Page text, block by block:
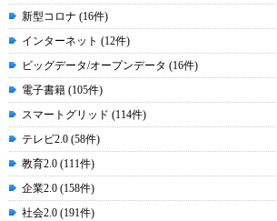
新型コロナ (16件)
インターネット (12件)
ビッグデータ/オープンデータ (16件)
電子書籍 (105件)
スマートグリッド (114件)
テレビ2.0 (58件)
教育2.0 (111件)
企業2.0 (158件)
社会2.0 (191件)